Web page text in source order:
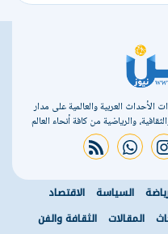
الأحداث العربية والعالمية على مدار
والرياضية من كافة أنحاء العالم
whatsapp
rss feed
السياسة
الاقتصاد
المقالات
الثقافة والفن